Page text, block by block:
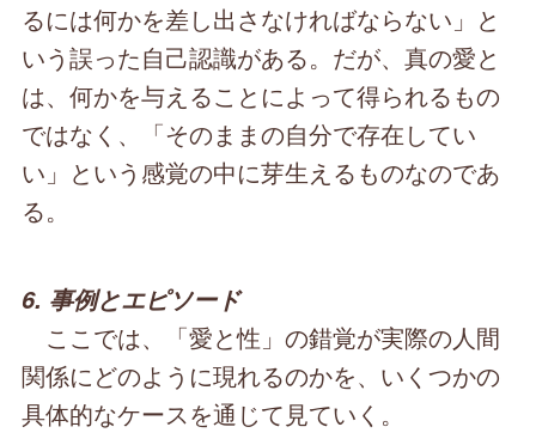
るには何かを差し出さなければならない」と
いう誤った自己認識がある。だが、真の愛と
は、何かを与えることによって得られるもの
ではなく、「そのままの自分で存在してい
い」という感覚の中に芽生えるものなのであ
る。
6. 事例とエピソード
ここでは、「愛と性」の錯覚が実際の人間
関係にどのように現れるのかを、いくつかの
具体的なケースを通じて見ていく。